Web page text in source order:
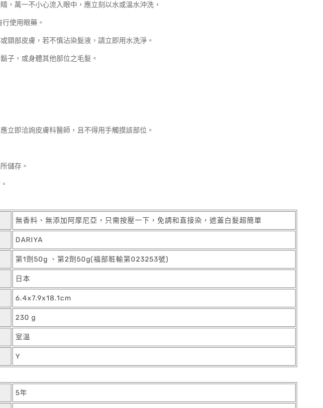
，萬一不小心流入眼中，應立刻以水或溫水沖洗，
使用眼藥。
頸部皮膚，若不慎沾染髮液，請立即用水洗淨。
子，或身體其他部位之毛髮。
立即洽詢皮膚科醫師，且不得用手觸摸該部位。
儲存。
無香料、無添加阿摩尼亞，只需按壓一下，免調和直接染，遮蓋白髮超簡單
DARIYA
第1劑50g 、第2劑50g(福部粧輸第023253號)
日本
6.4x7.9x18.1cm
230 g
室溫
Y
5年